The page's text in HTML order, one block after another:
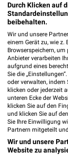
Durch Klicken auf
beibehalten.
Wir und unsere
einem Gerät zu, wie z.
Browserspeichern,
Anbieter verarbeiten
aufgrund eines
Sie die
oder verwalten, indem
klicken oder jederzeit
unteren Ecke der
klicken Sie auf den
und klicken Sie auf
Sie Ihre Einwilligung
Partnern mitgeteilt
Wir und unsere
Website zu